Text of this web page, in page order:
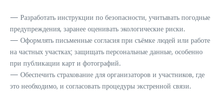
— Разработать инструкции по безопасности, учитывать погодные
предупреждения, заранее оценивать экологические риски.
— Оформлять письменные согласия при съёмке людей или работе
на частных участках; защищать персональные данные, особенно
при публикации карт и фотографий.
— Обеспечить страхование для организаторов и участников, где
это необходимо, и согласовать процедуры экстренной связи.